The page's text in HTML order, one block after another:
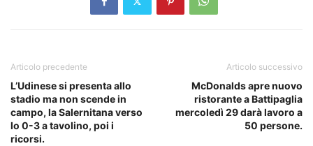
Articolo precedente
L’Udinese si presenta allo
stadio ma non scende in
campo, la Salernitana verso
lo 0-3 a tavolino, poi i
ricorsi.
Articolo successivo
McDonalds apre nuovo
ristorante a Battipaglia
mercoledì 29 darà lavoro a
50 persone.